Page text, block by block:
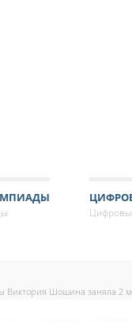
Шошина заняла 2